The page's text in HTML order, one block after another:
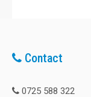
Contact
0725 588 322